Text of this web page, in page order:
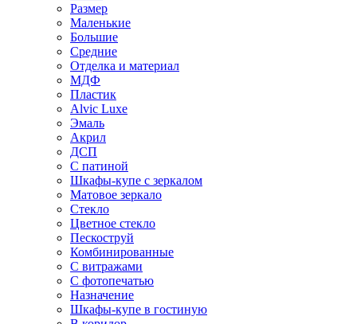
Размер
Маленькие
Большие
Средние
Отделка и материал
МДФ
Пластик
Alvic Luxe
Эмаль
Акрил
ДСП
С патиной
Шкафы-купе с зеркалом
Матовое зеркало
Стекло
Цветное стекло
Пескоструй
Комбинированные
С витражами
С фотопечатью
Назначение
Шкафы-купе в гостиную